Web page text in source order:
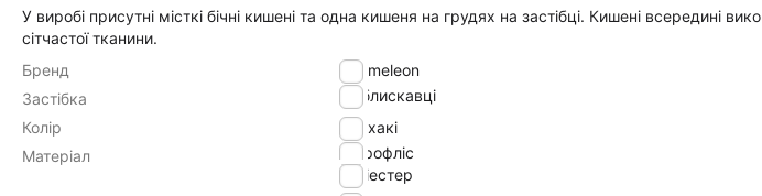
У виробі присутні місткі бічні кишені та одна кишеня на грудях на застібці. Кишені всередині
сітчастої тканини.
Бренд
Chameleon
Застібка
на блискавці
Колір
хакі
Матеріал
мікрофліс
поліестер